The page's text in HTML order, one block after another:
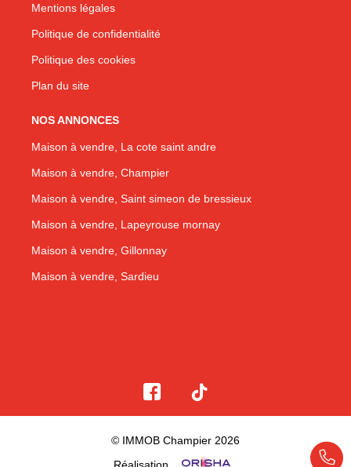
Mentions légales
Politique de confidentialité
Politique des cookies
Plan du site
NOS ANNONCES
Maison à vendre, La cote saint andre
Maison à vendre, Champier
Maison à vendre, Saint simeon de bressieux
Maison à vendre, Lapeyrouse mornay
Maison à vendre, Gillonnay
Maison à vendre, Sardieu
© IMMOB Champier 2026
Réalisation